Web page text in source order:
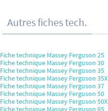
Autres fiches tech.
Fiche technique Massey Ferguson 25
Fiche technique Massey Ferguson 30
Fiche technique Massey Ferguson 35
Fiche technique Massey Ferguson 35X
Fiche technique Massey Ferguson 37
Fiche technique Massey Ferguson 50
Fiche technique Massey Ferguson 50X
Fiche technique Massey Ferguson 65